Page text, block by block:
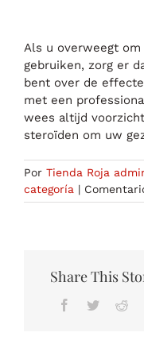
Als u overweegt
gebruiken, zorg er
bent over de
met een
wees altijd
steroïden om uw
Por Tienda Roja
categoría |
Share This
Facebook
Twitter